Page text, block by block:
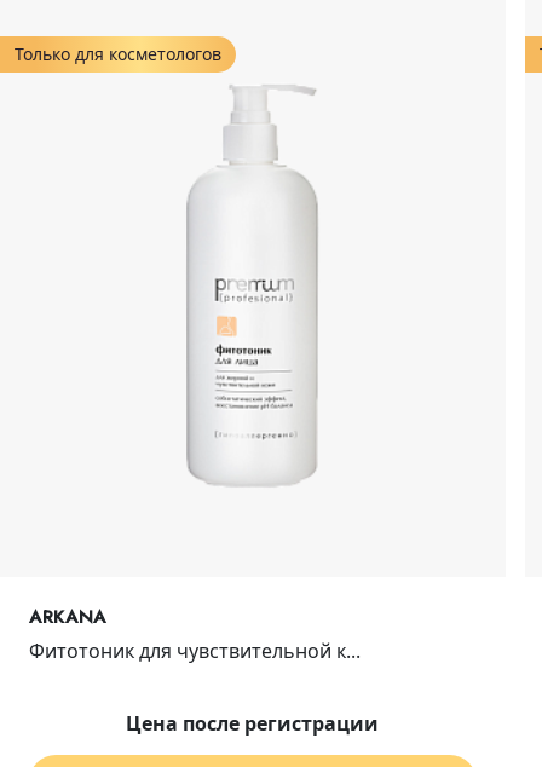
Только для косметологов
ARKANA
Фитотоник для чувствительной к...
Цена после регистрации